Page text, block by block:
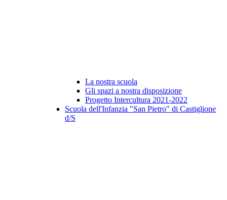
La nostra scuola
Gli spazi a nostra disposizione
Progetto Intercultura 2021-2022
Scuola dell'Infanzia "San Pietro" di Castiglione
d/S